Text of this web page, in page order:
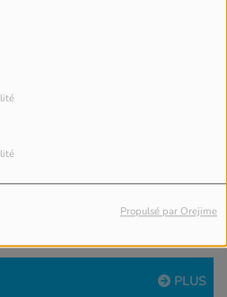
Propulsé par Orejime
PLUS